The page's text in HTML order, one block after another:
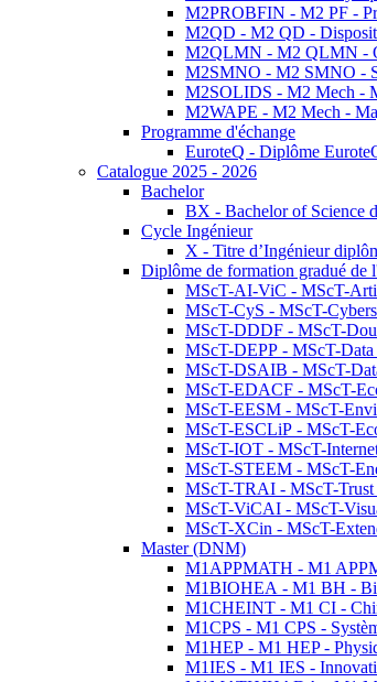
M2PROBFIN - M2 PF -
M2QD - M2 QD -
M2QLMN - M2 QLMN -
M2SMNO - M2 SMNO -
M2SOLIDS - M2 Mech -
M2WAPE - M2 Mech -
Programme d'échange
EuroteQ - Diplôme
Catalogue 2025 - 2026
Bachelor
BX - Bachelor of Science
Cycle Ingénieur
X - Titre d’Ingénieur
Diplôme de formation gradué
MScT-AI-ViC - MScT-
MScT-CyS - MScT-
MScT-DDDF - MScT-
MScT-DEPP - MScT-
MScT-DSAIB - MScT-
MScT-EDACF - MScT-
MScT-EESM - MScT-
MScT-ESCLiP - MScT-
MScT-IOT - MScT-
MScT-STEEM - MScT-
MScT-TRAI - MScT-Trust
MScT-ViCAI - MScT-
MScT-XCin - MScT-
Master (DNM)
M1APPMATH - M1
M1BIOHEA - M1 BH -
M1CHEINT - M1 CI -
M1CPS - M1 CPS -
M1HEP - M1 HEP -
M1IES - M1 IES -